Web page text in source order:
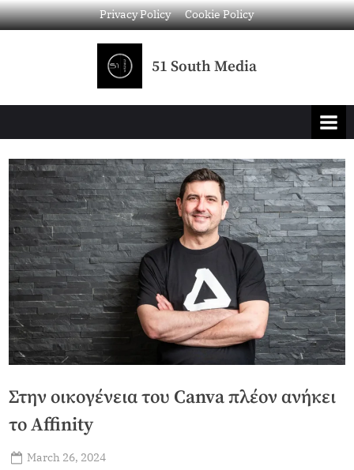
Privacy Policy Cookie Policy
51 South Media
Στην οικογένεια του Canva πλέον ανήκει
το Affinity
March 26, 2024